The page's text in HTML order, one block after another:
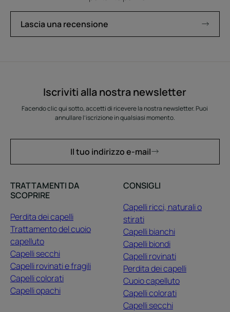
Lascia una recensione
Iscriviti alla nostra newsletter
Facendo clic qui sotto, accetti di ricevere la nostra newsletter. Puoi
annullare l’iscrizione in qualsiasi momento.
Il tuo indirizzo e-mail
TRATTAMENTI DA
SCOPRIRE
Perdita dei capelli
Trattamento del cuoio
capelluto
Capelli secchi
Capelli rovinati e fragili
Capelli colorati
Capelli opachi
CONSIGLI
Capelli ricci, naturali o
stirati
Capelli bianchi
Capelli biondi
Capelli rovinati
Perdita dei capelli
Cuoio capelluto
Capelli colorati
Capelli secchi